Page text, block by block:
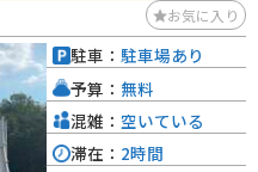
お気に入り
駐車： 駐車場あり
予算： 無料
混雑： 空いている
滞在： 2時間